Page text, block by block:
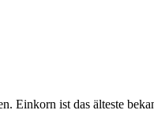
Einkorn ist das älteste